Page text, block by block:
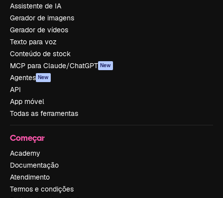
Assistente de IA
Gerador de imagens
Gerador de vídeos
Texto para voz
Conteúdo de stock
MCP para Claude/ChatGPT New
Agentes New
API
App móvel
Todas as ferramentas
Começar
Academy
Documentação
Atendimento
Termos e condições